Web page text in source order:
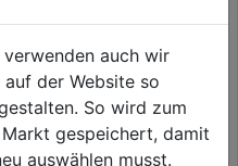
auch wir
der Website so
So wird zum
gespeichert, damit
auswählen musst.